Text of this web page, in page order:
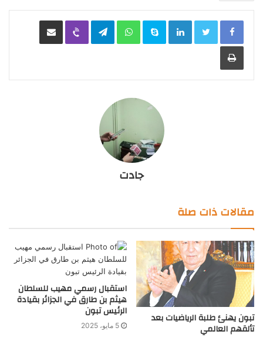
LinkedIn
Skype
WhatsApp
Telegram
Viber مشاركة عبر البريد
طباعة
جادت
مقالات ذات صلة
تبون يهنئ طلبة الرياضيات بعد
تألقهم العالمي
استقبال رسمي مهيب للسلطان
هيثم بن طارق في الجزائر بقيادة
الرئيس تبون
5 مايو، 2025